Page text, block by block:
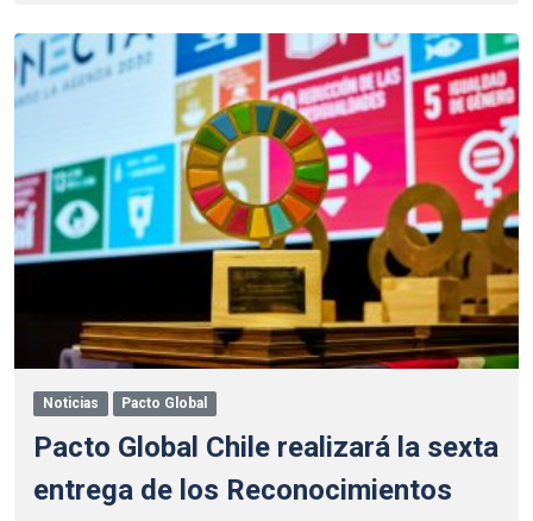
Noticias Pacto Global
Pacto Global Chile realizará la sexta
entrega de los Reconocimientos